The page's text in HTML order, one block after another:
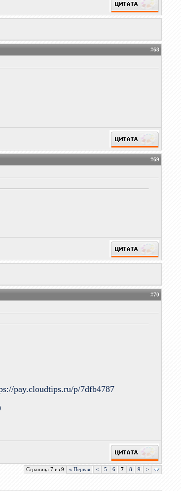
#68
#69
#70
pay.cloudtips.ru/p/7dfb4787
Страница 7 из 9 « Первая < 5 6 7 8 9 >